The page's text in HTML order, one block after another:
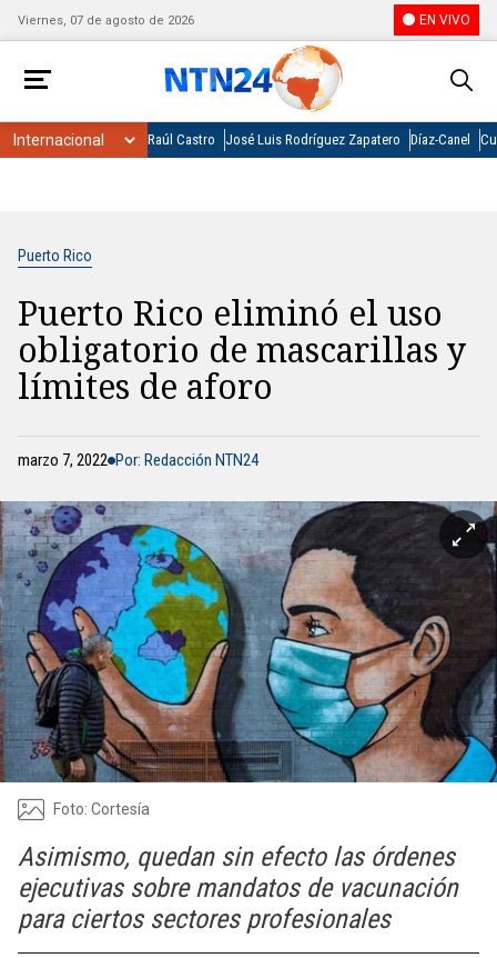
Viernes, 07 de agosto de 2026 EN VIVO
Raúl Castro José Luis Rodríguez Zapatero Díaz-Canel
Puerto Rico
Puerto Rico eliminó el uso
obligatorio de mascarillas y
límites de aforo
marzo 7, 2022 Por: Redacción NTN24
Foto: Cortesía
Asimismo, quedan sin efecto las órdenes
ejecutivas sobre mandatos de vacunación
para ciertos sectores profesionales